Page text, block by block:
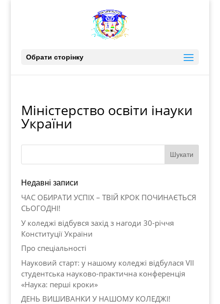
Обрати сторінку
Міністерство освіти інауки
України
Недавні записи
ЧАС ОБИРАТИ УСПІХ – ТВІЙ КРОК ПОЧИНАЄТЬСЯ
СЬОГОДНІ!
У коледжі відбувся захід з нагоди 30-річчя
Конституції України
Про спеціальності
Науковий старт: у нашому коледжі відбулася VII
студентська науково-практична конференція
«Наука: перші кроки»
ДЕНЬ ВИШИВАНКИ У НАШОМУ КОЛЕДЖІ!